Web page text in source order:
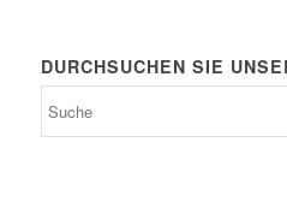
DURCHSUCHEN SIE